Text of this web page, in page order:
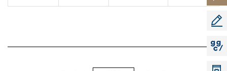
소리
공모
지지